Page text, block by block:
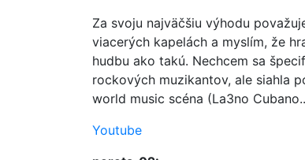
Za svoju najväčšiu výhodu
viacerých kapelách a myslím, že
hudbu ako takú. Nechcem sa
rockových muzikantov, ale siahla
world music scéna (La3no
Youtube